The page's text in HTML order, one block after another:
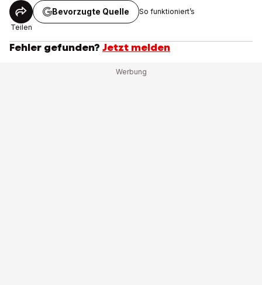
Teilen
Bevorzugte Quelle So funktioniert’s
Fehler gefunden? Jetzt melden